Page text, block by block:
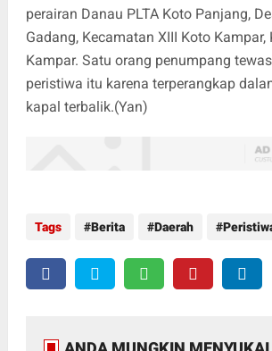
perairan Danau PLTA Koto Panjang,
Gadang, Kecamatan XIII Koto Kampar,
Kampar. Satu orang penumpang
peristiwa itu karena terperangkap
kapal terbalik.(Yan)
Tags Berita Daerah